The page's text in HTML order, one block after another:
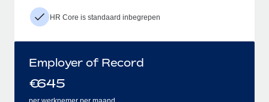
HR Core is standaard inbegrepen
Employer of Record
€645